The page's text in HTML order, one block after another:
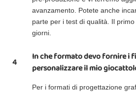
avanzamento. Potete anche
parte per i test di qualità. Il
giorni.
4
In che formato devo fornire i
personalizzare il mio
Per i formati di progettazione